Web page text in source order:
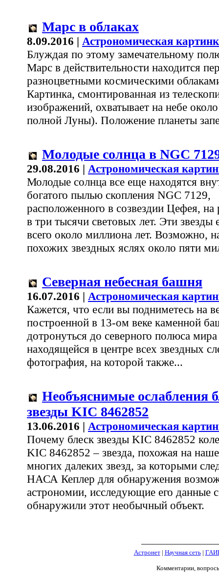
Марс в облаках
8.09.2016 | Астрономическая
Блуждая по этому замечательному
Марс в действительности находится
разноцветными космическими
Картинка, смонтированная из
изображений, охватывает на небе
полной Луны). Положение планеты
Молодые солнца в NGC
29.08.2016 | Астрономическая
Молодые солнца все еще находятся
богатого пылью скопления NGC 7129,
расположенного в созвездии Цефея, на
в три тысячи световых лет. Эти
всего около миллиона лет. Возможно,
похожих звездных яслях около пяти
Северная небесная башня
16.07.2016 | Астрономическая
Кажется, что если вы подниметесь на
построенной в 13-ом веке каменной
дотронуться до северного полюса
находящейся в центре всех звездных
фотография, на которой также...
Необъяснимые ослабления
звезды KIC 8462852
13.06.2016 | Астрономическая
Почему блеск звезды KIC 8462852
KIC 8462852 – звезда, похожая на
многих далеких звезд, за которыми
НАСА Кеплер для обнаружения
астрономии, исследующие его данные
обнаружили этот необычный объект.
Астронет| Научная сеть|
Комментарии,